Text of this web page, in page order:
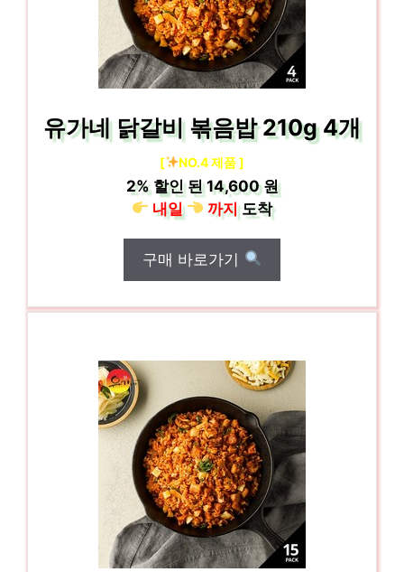
유가네 닭갈비 볶음밥 210g 4개
[ NO.4 제품 ]
2%할인 된14,600 원
내일
까지도착
구매 바로가기